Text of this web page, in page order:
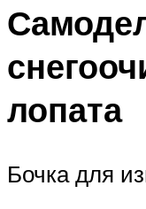
лопата
Бочка для